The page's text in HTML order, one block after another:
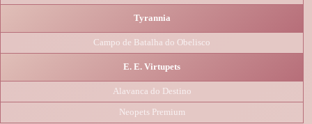
Tyrannia
Campo de Batalha do Obelisco
E. E. Virtupets
Alavanca do Destino
Neopets Premium